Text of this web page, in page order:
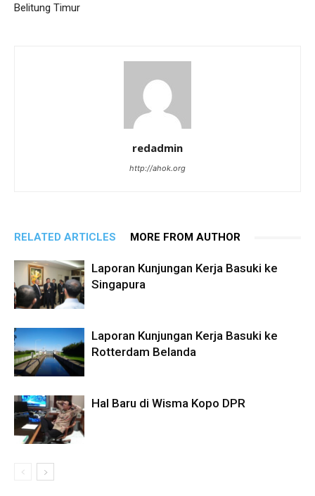
Belitung Timur
redadmin
http://ahok.org
RELATED ARTICLES MORE FROM AUTHOR
Laporan Kunjungan Kerja Basuki ke
Singapura
Laporan Kunjungan Kerja Basuki ke
Rotterdam Belanda
Hal Baru di Wisma Kopo DPR